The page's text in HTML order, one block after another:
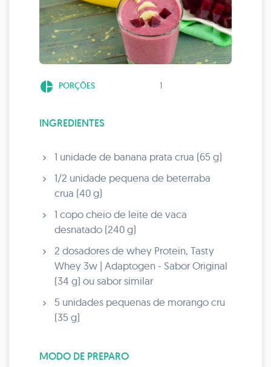
pie_chart PORÇÕES 1
INGREDIENTES
1 unidade de banana prata crua (65 g)
1/2 unidade pequena de beterraba
crua (40 g)
1 copo cheio de leite de vaca
desnatado (240 g)
2 dosadores de whey Protein, Tasty
Whey 3w | Adaptogen - Sabor Original
(34 g) ou sabor similar
5 unidades pequenas de morango cru
(35 g)
MODO DE PREPARO